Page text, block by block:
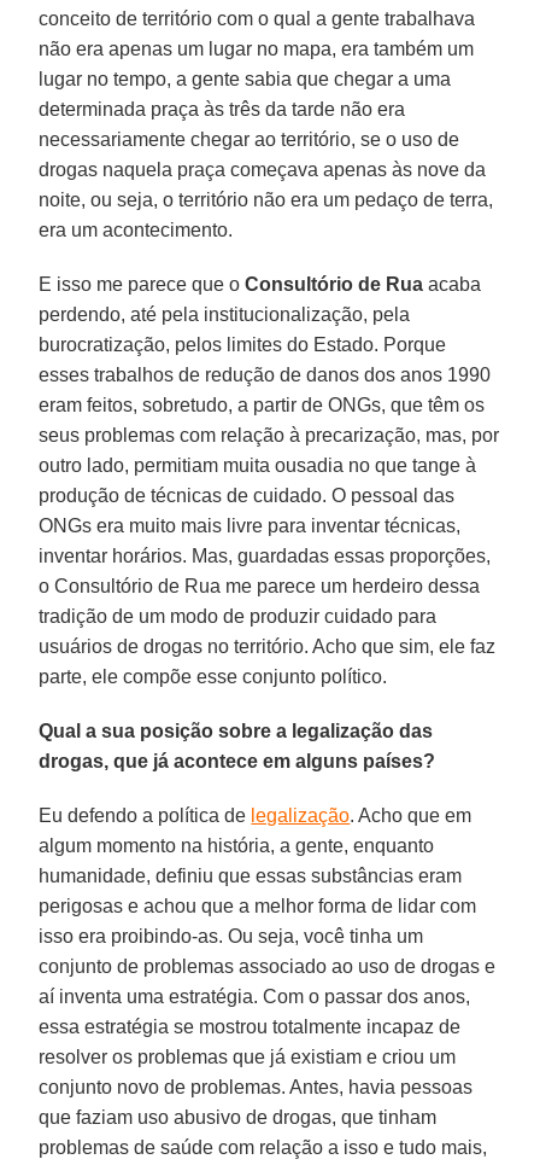
conceito de território com o qual a gente trabalhava
não era apenas um lugar no mapa, era também um
lugar no tempo, a gente sabia que chegar a uma
determinada praça às três da tarde não era
necessariamente chegar ao território, se o uso de
drogas naquela praça começava apenas às nove da
noite, ou seja, o território não era um pedaço de terra,
era um acontecimento.
E isso me parece que oConsultório de Rua acaba
perdendo, até pela institucionalização, pela
burocratização, pelos limites do Estado. Porque
esses trabalhos de redução de danos dos anos 1990
eram feitos, sobretudo, a partir de ONGs, que têm os
seus problemas com relação à precarização, mas, por
outro lado, permitiam muita ousadia no que tange à
produção de técnicas de cuidado. O pessoal das
ONGs era muito mais livre para inventar técnicas,
inventar horários. Mas, guardadas essas proporções,
o Consultório de Rua me parece um herdeiro dessa
tradição de um modo de produzir cuidado para
usuários de drogas no território. Acho que sim, ele faz
parte, ele compõe esse conjunto político.
Qual a sua posição sobre a legalização das
drogas, que já acontece em alguns países?
Eu defendo a política de legalização. Acho que em
algum momento na história, a gente, enquanto
humanidade, definiu que essas substâncias eram
perigosas e achou que a melhor forma de lidar com
isso era proibindo-as. Ou seja, você tinha um
conjunto de problemas associado ao uso de drogas e
aí inventa uma estratégia. Com o passar dos anos,
essa estratégia se mostrou totalmente incapaz de
resolver os problemas que já existiam e criou um
conjunto novo de problemas. Antes, havia pessoas
que faziam uso abusivo de drogas, que tinham
problemas de saúde com relação a isso e tudo mais,